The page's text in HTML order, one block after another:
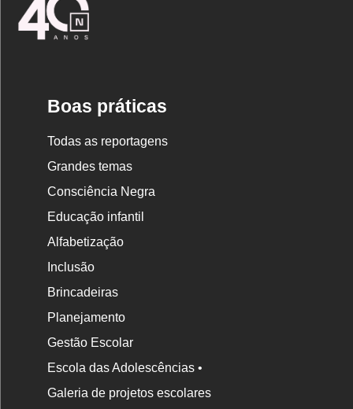
Boas práticas
Todas as reportagens
Grandes temas
Consciência Negra
Educação infantil
Alfabetização
Inclusão
Brincadeiras
Planejamento
Gestão Escolar
Escola das Adolescências •
Galeria de projetos escolares